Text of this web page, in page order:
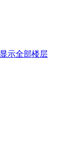
显示全部楼层